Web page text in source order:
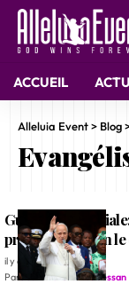
ACCUEIL ACTU
Alleluia Event> Blog
Guinée
prendre en main
il y a 4 mois
ParJean Richard N'Guessan